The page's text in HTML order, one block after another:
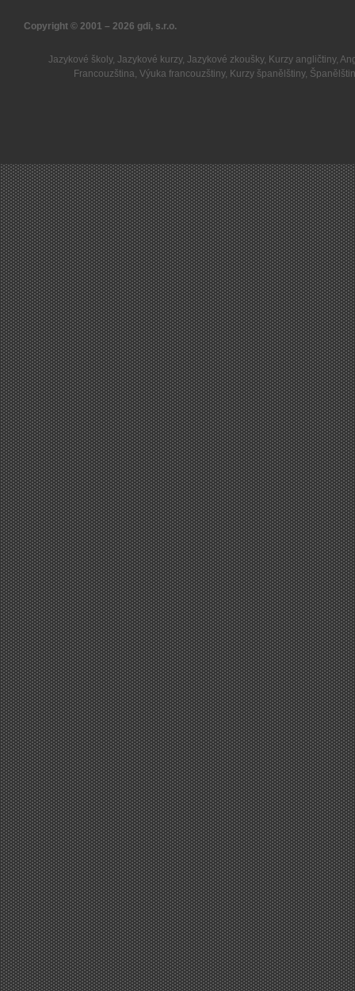
Copyright © 2001 – 2026 gdi, s.r.o.
Jazykové školy, Jazykové kurzy, Jazykové zkoušky, Kurzy angličtiny,
Francouzština,Výuka francouzštiny, Kurzy španělštiny,